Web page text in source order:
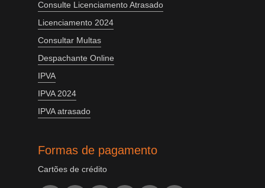
Consulte Licenciamento Atrasado
Licenciamento 2024
Consultar Multas
Despachante Online
IPVA
IPVA 2024
IPVA atrasado
Formas de pagamento
Cartões de crédito